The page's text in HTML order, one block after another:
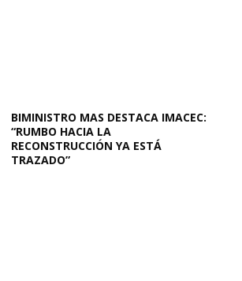
BIMINISTRO MAS DESTACA IMACEC:
“RUMBO HACIA LA
RECONSTRUCCIÓN YA ESTÁ
TRAZADO”